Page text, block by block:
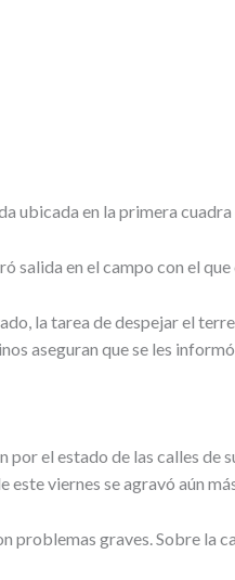
ubicada en la primera
salida en el campo con el
la tarea de despejar el
aseguran que se les
por el estado de las calles
viernes se agravó aún
problemas graves. Sobre